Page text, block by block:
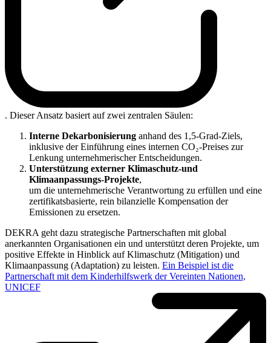
. Dieser Ansatz basiert auf zwei zentralen Säulen:
Interne Dekarbonisierung anhand des 1,5-Grad-Ziels,
inklusive der Einführung eines internen CO₂-Preises zur
Lenkung unternehmerischer Entscheidungen.
Unterstützung externer Klimaschutz-und
Klimaanpassungs-Projekte,
um die unternehmerische Verantwortung zu erfüllen und eine
zertifikatsbasierte, rein bilanzielle Kompensation der
Emissionen zu ersetzen.
DEKRA geht dazu strategische Partnerschaften mit global
anerkannten Organisationen ein und unterstützt deren Projekte, um
positive Effekte in Hinblick auf Klimaschutz (Mitigation) und
Klimaanpassung (Adaptation) zu leisten. Ein Beispiel ist die
Partnerschaft mit dem Kinderhilfswerk der Vereinten Nationen,
UNICEF